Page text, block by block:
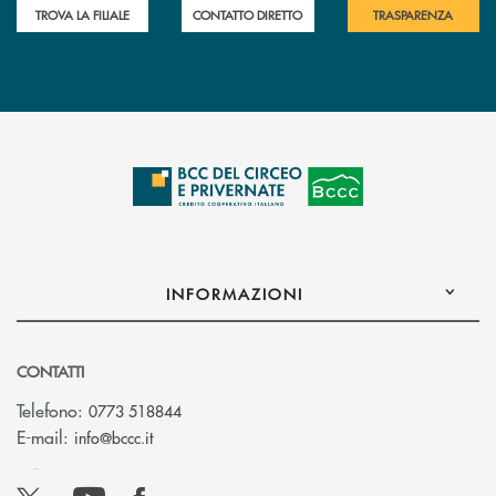
TROVA LA FILIALE CONTATTO DIRETTO TRASPARENZA
INFORMAZIONI
CONTATTI
Telefono: 0773 518844
E-mail: info@bccc.it(si apre l’app di posta elettronica)